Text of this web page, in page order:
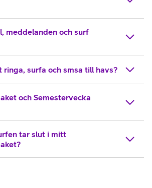
meddelanden och surf
surfa och smsa till havs?
och Semestervecka
tar slut i mitt